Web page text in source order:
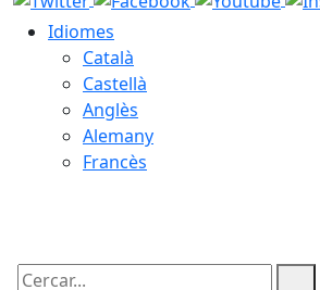
Idiomes
Català
Castellà
Anglès
Alemany
Francès